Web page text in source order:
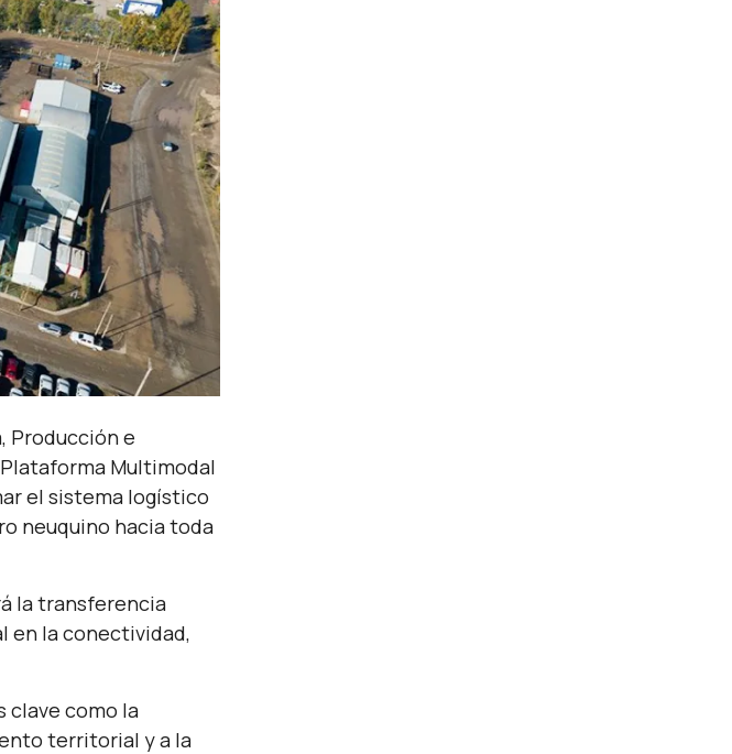
Producción e
Multimodal
el sistema logístico
neuquino hacia toda
la transferencia
en la conectividad,
clave como la
territorial y a la